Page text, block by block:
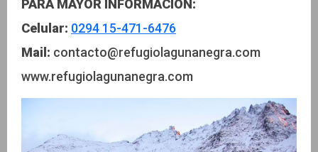
PARA MAYOR INFORMACIÓN:
Celular: 0294 15-471-6476
Mail: contacto@refugiolagunanegra.com
www.refugiolagunanegra.com